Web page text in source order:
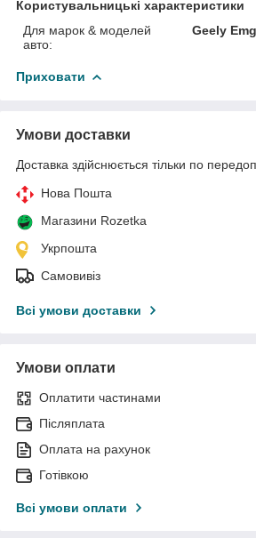
Користувальницькі характеристики
Для марок & моделей
авто:
Geely
Приховати
Умови доставки
Доставка здійснюється тільки по
Нова Пошта
Магазини Rozetka
Укрпошта
Самовивіз
Всі умови доставки
Умови оплати
Оплатити частинами
Післяплата
Оплата на рахунок
Готівкою
Всі умови оплати